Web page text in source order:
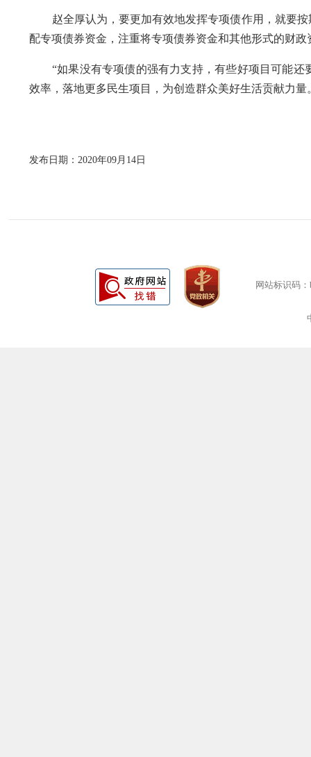
赵全厚认为，要更加有效地发挥专项债作用，就要按
配专项债券资金，注重将专项债券资金和其他形式的财
“如果没有专项债的强有力支持，有些好项目可能还
效率，落地更多民生项目，为创造群众美好生活贡献力
发布日期：2020年09月14日
网站标识码